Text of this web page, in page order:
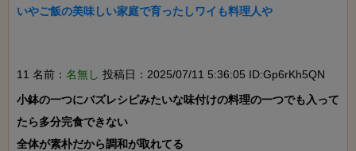
いやご飯の美味しい家庭で育ったしワイも料理人や
11 名前： 名無し 投稿日：2025/07/11 5:36:05 ID:Gp6rKh5QN
小鉢の一つにバズレシピみたいな味付けの料理の一つでも入って
たら多分完食できない
全体が素朴だから調和が取れてる